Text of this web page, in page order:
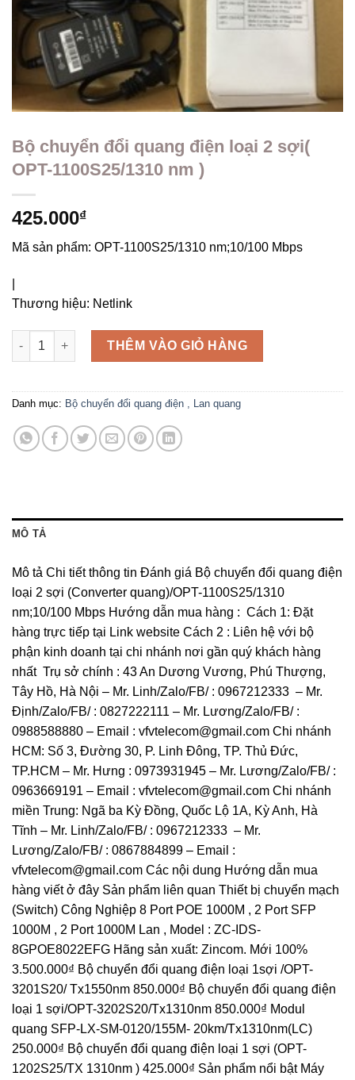
Bộ chuyển đổi quang điện loại 2 sợi(
OPT-1100S25/1310 nm )
425.000₫
Mã sản phẩm: OPT-1100S25/1310 nm;10/100 Mbps
Thương hiệu: Netlink
Bộ chuyển đổi quang điện loại 2 sợi( OPT-1100S25/1310 nm )
THÊM VÀO GIỎ HÀNG
Danh mục: Bộ chuyển đổi quang điện , Lan quang
MÔ TẢ
Mô tả Chi tiết thông tin Đánh giá Bộ chuyển đổi quang điện
loại 2 sợi (Converter quang)/OPT-1100S25/1310
nm;10/100 Mbps Hướng dẫn mua hàng : Cách 1: Đặt
hàng trực tiếp tại Link website Cách 2 : Liên hệ với bộ
phận kinh doanh tại chi nhánh nơi gần quý khách hàng
nhất Trụ sở chính : 43 An Dương Vương, Phú Thượng,
Tây Hồ, Hà Nội – Mr. Linh/Zalo/FB/ : 0967212333 – Mr.
Định/Zalo/FB/ : 0827222111 – Mr. Lương/Zalo/FB/ :
0988588880 – Email : vfvtelecom@gmail.com Chi nhánh
HCM: Số 3, Đường 30, P. Linh Đông, TP. Thủ Đức,
TP.HCM – Mr. Hưng : 0973931945 – Mr. Lương/Zalo/FB/ :
0963669191 – Email : vfvtelecom@gmail.com Chi nhánh
miền Trung: Ngã ba Kỳ Đồng, Quốc Lộ 1A, Kỳ Anh, Hà
Tĩnh – Mr. Linh/Zalo/FB/ : 0967212333 – Mr.
Lương/Zalo/FB/ : 0867884899 – Email :
vfvtelecom@gmail.com Các nội dung Hướng dẫn mua
hàng viết ở đây Sản phẩm liên quan Thiết bị chuyển mạch
(Switch) Công Nghiệp 8 Port POE 1000M , 2 Port SFP
1000M , 2 Port 1000M Lan , Model : ZC-IDS-
8GPOE8022EFG Hãng sản xuất: Zincom. Mới 100%
3.500.000₫ Bộ chuyển đổi quang điện loại 1sợi /OPT-
3201S20/ Tx1550nm 850.000₫ Bộ chuyển đổi quang điện
loại 1 sợi/OPT-3202S20/Tx1310nm 850.000₫ Modul
quang SFP-LX-SM-0120/155M- 20km/Tx1310nm(LC)
250.000₫ Bộ chuyển đổi quang điện loại 1 sợi (OPT-
1202S25/TX 1310nm ) 425.000₫ Sản phẩm nổi bật Máy